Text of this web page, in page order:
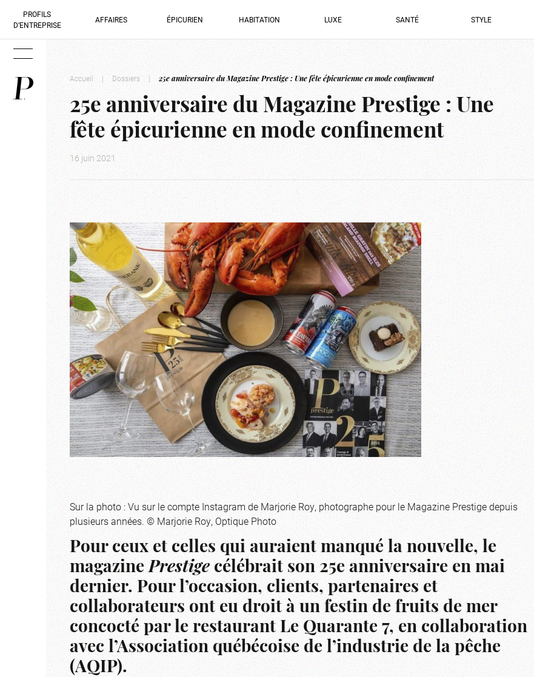
PROFILS
D’ENTREPRISE
AFFAIRES ÉPICURIEN HABITATION LUXE SANTÉ STYLE
Accueil | Dossiers | 25e anniversaire du Magazine Prestige : Une fête épicurienne en mode confinement
25e anniversaire du Magazine Prestige : Une
fête épicurienne en mode confinement
16 juin 2021
Sur la photo : Vu sur le compte Instagram de Marjorie Roy, photographe pour le Magazine Prestige depuis
plusieurs années. © Marjorie Roy, Optique Photo
Pour ceux et celles qui auraient manqué la nouvelle, le
magazinePrestigecélébrait son 25e anniversaire en mai
dernier. Pour l’occasion, clients, partenaires et
collaborateurs ont eu droit à un festin de fruits de mer
concocté par le restaurant Le Quarante 7, en collaboration
avec l’Association québécoise de l’industrie de la pêche
(AQIP).